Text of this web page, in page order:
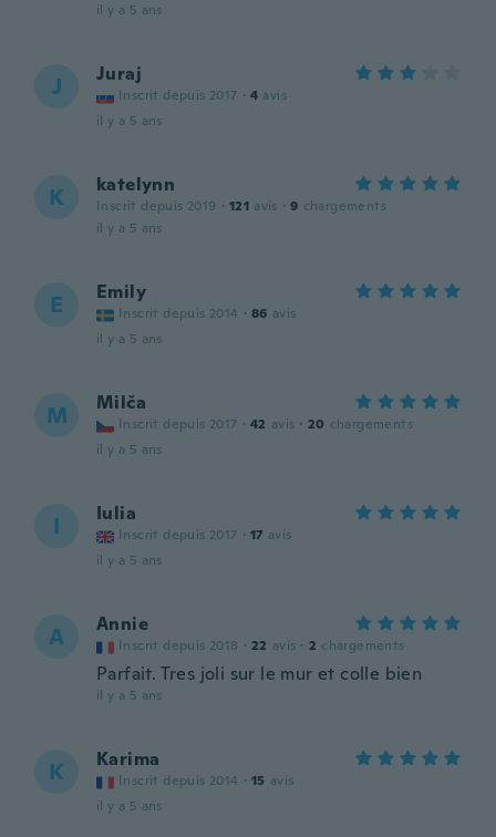
il y a 5 ans
J Juraj
Inscrit depuis 2017 · 4 avis
il y a 5 ans
K katelynn
Inscrit depuis 2019 · 121 avis · 9 chargements
il y a 5 ans
E Emily
Inscrit depuis 2014 · 86 avis
il y a 5 ans
M Milča
Inscrit depuis 2017 · 42 avis · 20 chargements
il y a 5 ans
I Iulia
Inscrit depuis 2017 · 17 avis
il y a 5 ans
A Annie
Inscrit depuis 2018 · 22 avis · 2 chargements
Parfait. Tres joli sur le mur et colle bien
il y a 5 ans
K Karima
Inscrit depuis 2014 · 15 avis
il y a 5 ans